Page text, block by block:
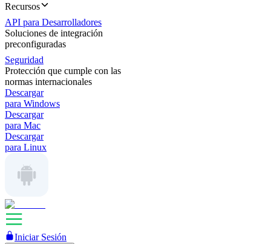
Recursos
API para Desarrolladores
Soluciones de integración
preconfiguradas
Seguridad
Protección que cumple con las
normas internacionales
Descargar
para Windows
Descargar
para Mac
Descargar
para Linux
Iniciar Sesión